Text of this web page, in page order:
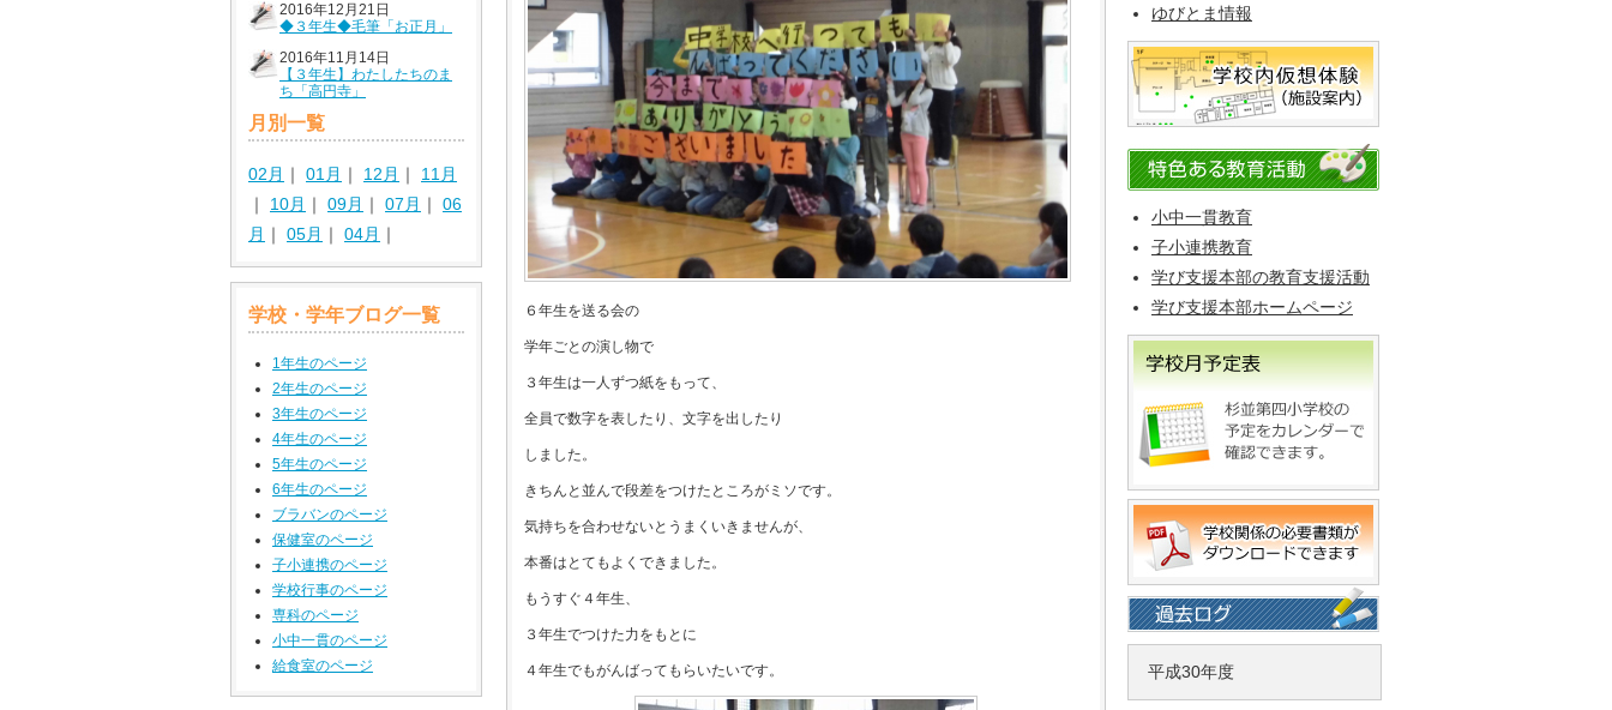
2016年12月21日
◆３年生◆毛筆「お正月」
2016年11月14日
【３年生】わたしたちのま
ち「高円寺」
月別一覧
02月 ｜ 01月 ｜ 12月 ｜ 11月
｜ 10月 ｜ 09月 ｜ 07月 ｜ 06
月 ｜ 05月 ｜ 04月 ｜
学校・学年ブログ一覧
1年生のページ
2年生のページ
3年生のページ
4年生のページ
5年生のページ
6年生のページ
ブラバンのページ
保健室のページ
子小連携のページ
学校行事のページ
専科のページ
小中一貫のページ
給食室のページ
６年生を送る会の
学年ごとの演し物で
３年生は一人ずつ紙をもって、
全員で数字を表したり、文字を出したり
しました。
きちんと並んで段差をつけたところがミソです。
気持ちを合わせないとうまくいきませんが、
本番はとてもよくできました。
もうすぐ４年生、
３年生でつけた力をもとに
４年生でもがんばってもらいたいです。
ゆびとま情報
小中一貫教育
子小連携教育
学び支援本部の教育支援活動
学び支援本部ホームページ
平成30年度